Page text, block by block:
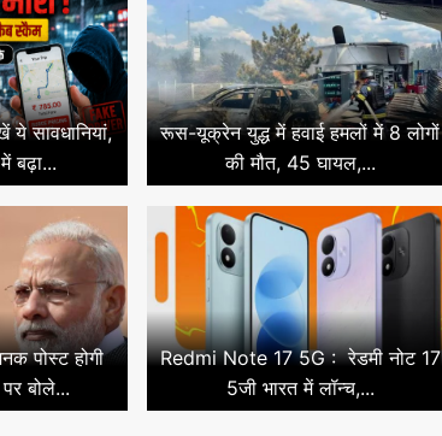
सावधानियां,
बढ़ा...
रूस-यूक्रेन युद्ध में हवाई हमलों में 8 लोगों
की मौत, 45 घायल,...
पोस्ट होगी
बोले...
Redmi Note 17 5G : रेडमी नोट 17
5जी भारत में लॉन्च,...